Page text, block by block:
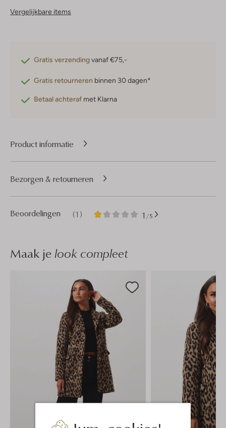
Vergelijkbare items
Gratis verzendingvanaf €75,-
Gratis retourneren binnen 30 dagen*
Betaal achteraf met Klarna
Product informatie
Beoordelingen (1) 1 /5
1
1
Bezorgen & retourneren
Maak je look compleet